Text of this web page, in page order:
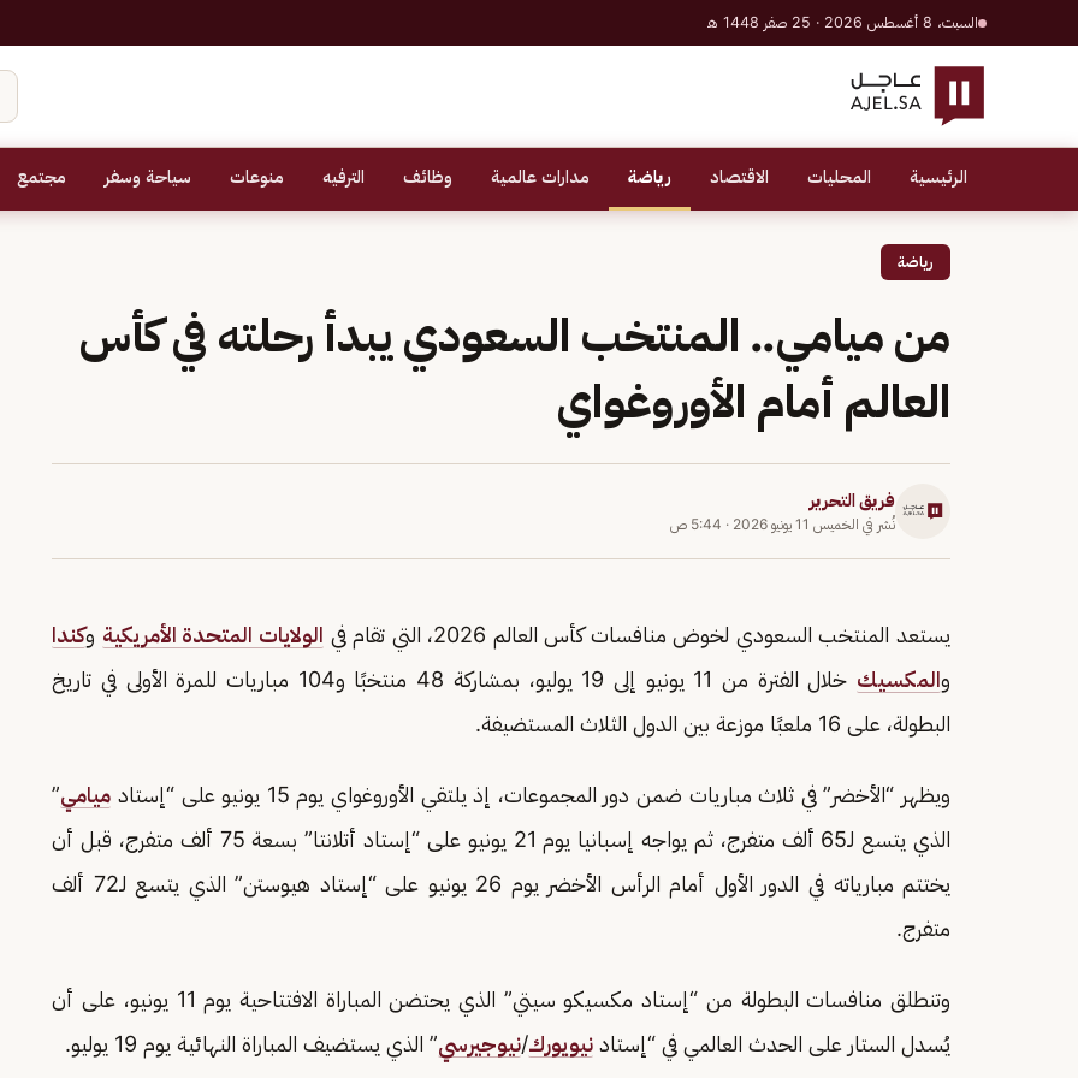
السبت، 8 أغسطس 2026 · 25 صفر 1448 هـ
الرئيسية المحليات الاقتصاد رياضة مدارات عالمية وظائف الترفيه منوعات سياحة وسفر مجتمع
رياضة
من ميامي.. المنتخب السعودي يبدأ رحلته في كأس
العالم أمام الأوروغواي
فريق التحرير
نُشر في الخميس 11 يونيو 2026 · 5:44 ص
يستعد المنتخب السعودي لخوض منافسات كأس العالم 2026، التي تقام في الولايات المتحدة الأمريكية وكندا
والمكسيك
خلال الفترة من 11 يونيو إلى 19 يوليو، بمشاركة 48 منتخبًا و104 مباريات للمرة الأولى في تاريخ
البطولة، على 16 ملعبًا موزعة بين الدول الثلاث المستضيفة.
ويظهر “الأخضر” في ثلاث مباريات ضمن دور المجموعات، إذ يلتقي الأوروغواي يوم 15 يونيو على “إستاد ميامي”
الذي يتسع لـ65 ألف متفرج، ثم يواجه إسبانيا يوم 21 يونيو على “إستاد أتلانتا” بسعة 75 ألف متفرج، قبل أن
يختتم مبارياته في الدور الأول أمام الرأس الأخضر يوم 26 يونيو على “إستاد هيوستن” الذي يتسع لـ72 ألف
متفرج.
وتنطلق منافسات البطولة من “إستاد مكسيكو سيتي” الذي يحتضن المباراة الافتتاحية يوم 11 يونيو، على أن
يُسدل الستار على الحدث العالمي في “إستاد نيويورك/نيوجيرسي” الذي يستضيف المباراة النهائية يوم 19 يوليو.